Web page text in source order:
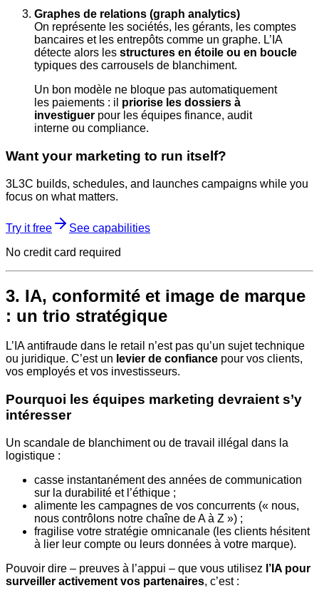
Graphes de relations (graph analytics)
On représente les sociétés, les gérants, les comptes
bancaires et les entrepôts comme un graphe. L’IA
détecte alors les structures en étoile ou en boucle
typiques des carrousels de blanchiment.
Un bon modèle ne bloque pas automatiquement
les paiements : il priorise les dossiers à
investiguer pour les équipes finance, audit
interne ou compliance.
Want your marketing to run itself?
3L3C builds, schedules, and launches campaigns while you
focus on what matters.
Try it free
See capabilities
No credit card required
3. IA, conformité et image de marque
: un trio stratégique
L’IA antifraude dans le retail n’est pas qu’un sujet technique
ou juridique. C’est un levier de confiance pour vos clients,
vos employés et vos investisseurs.
Pourquoi les équipes marketing devraient s’y
intéresser
Un scandale de blanchiment ou de travail illégal dans la
logistique :
casse instantanément des années de communication
sur la durabilité et l’éthique ;
alimente les campagnes de vos concurrents (« nous,
nous contrôlons notre chaîne de A à Z ») ;
fragilise votre stratégie omnicanale (les clients hésitent
à lier leur compte ou leurs données à votre marque).
Pouvoir dire – preuves à l’appui – que vous utilisez l’IA pour
surveiller activement vos partenaires, c’est :